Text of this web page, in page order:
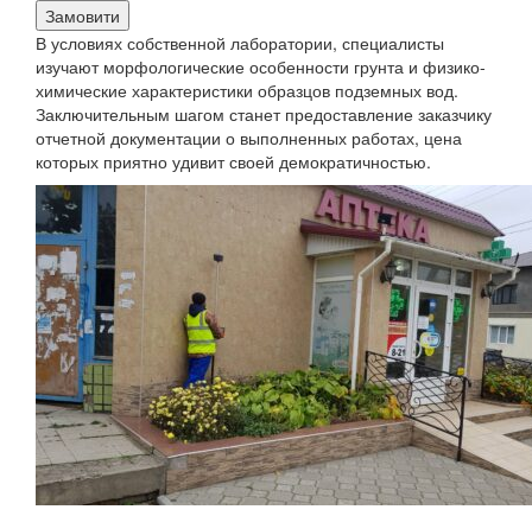
Замовити
В условиях собственной лаборатории, специалисты
изучают морфологические особенности грунта и физико-
химические характеристики образцов подземных вод.
Заключительным шагом станет предоставление заказчику
отчетной документации о выполненных работах, цена
которых приятно удивит своей демократичностью.